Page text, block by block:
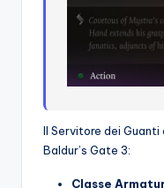
Il Servitore dei Guanti
Baldur’s Gate 3:
Classe